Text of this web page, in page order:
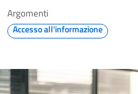
Argomenti
Accesso all'informazione